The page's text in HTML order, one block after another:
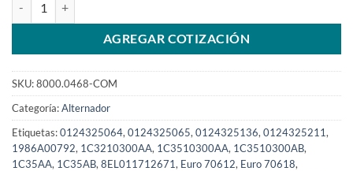
AGREGAR COTIZACIÓN
SKU:8000.0468-COM
Categoría:Alternador
Etiquetas:0124325064, 0124325065, 0124325136, 0124325211,
1986A00792, 1C3210300AA, 1C3510300AA, 1C3510300AB,
1C35AA, 1C35AB, 8EL011712671, Euro 70612, Euro 70618,